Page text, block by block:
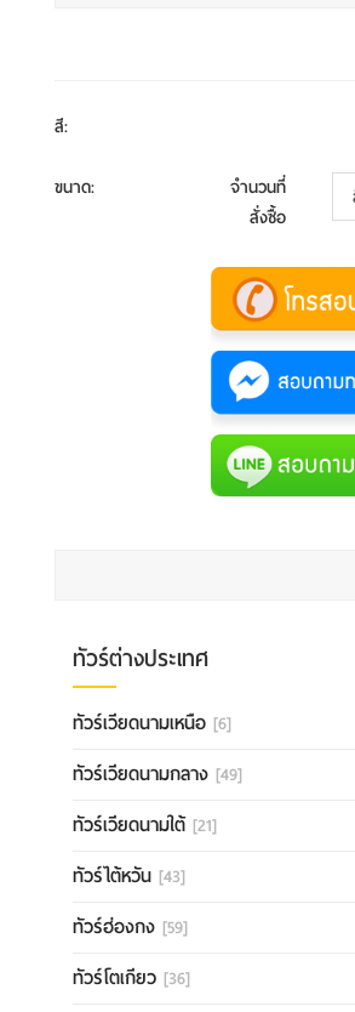
สี:
ขนาด:
จำนวนที่
สั่งซื้อ
ทัวร์ต่างประเทศ
ทัวร์เวียดนามเหนือ [6]
ทัวร์เวียดนามกลาง [49]
ทัวร์เวียดนามใต้ [21]
ทัวร์ไต้หวัน [43]
ทัวร์ฮ่องกง [59]
ทัวร์โตเกียว [36]